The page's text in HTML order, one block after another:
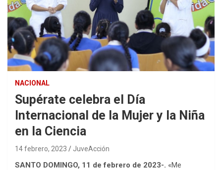
NACIONAL
Supérate celebra el Día
Internacional de la Mujer y la Niña
en la Ciencia
14 febrero, 2023 JuveAcción
SANTO DOMINGO, 11 de febrero de 2023-. «Me